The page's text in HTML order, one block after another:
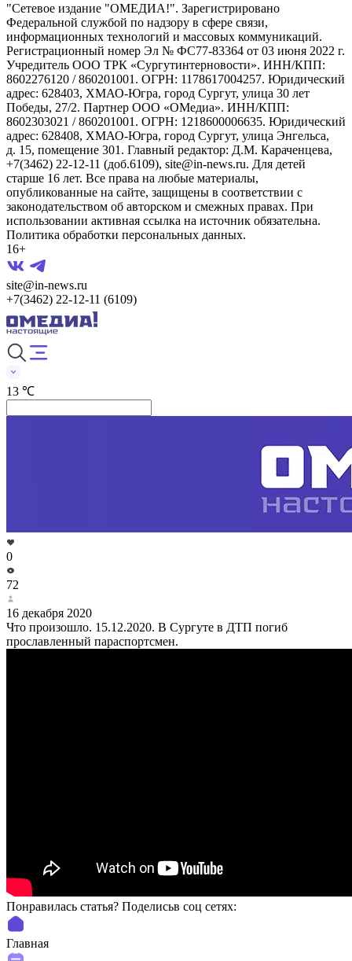
"Сетевое издание "ОМЕДИА!". Зарегистрировано
Федеральной службой по надзору в сфере связи,
информационных технологий и массовых коммуникаций.
Регистрационный номер Эл № ФС77-83364 от 03 июня 2022 г.
Учредитель ООО ТРК «Сургутинтерновости». ИНН/КПП:
8602276120 / 860201001. ОГРН: 1178617004257. Юридический
адрес: 628403, ХМАО-Югра, город Сургут, улица 30 лет
Победы, 27/2. Партнер ООО «ОМедиа». ИНН/КПП:
8602303021 / 860201001. ОГРН: 1218600006635. Юридический
адрес: 628408, ХМАО-Югра, город Сургут, улица Энгельса,
д. 15, помещение 301. Главный редактор: Д.М. Караченцева,
+7(3462) 22-12-11 (доб.6109), site@in-news.ru. Для детей
старше 16 лет. Все права на любые материалы,
опубликованные на сайте, защищены в соответствии с
законодательством об авторском и смежных правах. При
использовании активная ссылка на источник обязательна.
Политика обработки персональных данных.
16+
site@in-news.ru
+7(3462) 22-12-11 (6109)
13 ℃
0
72
16 декабря 2020
Что произошло. 15.12.2020. В Сургуте в ДТП погиб
прославленный параспортсмен.
Понравилась статья? Поделиcьв соц сетях:
Главная